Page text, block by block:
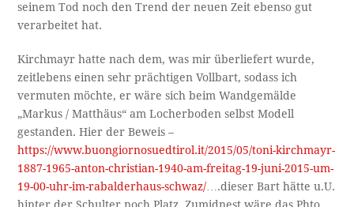
seinem Tod noch den Trend der neuen Zeit ebenso gut
verarbeitet hat.
Kirchmayr hatte nach dem, was mir überliefert wurde,
zeitlebens einen sehr prächtigen Vollbart, sodass ich
vermuten möchte, er wäre sich beim Wandgemälde
„Markus / Matthäus“ am Locherboden selbst Modell
gestanden. Hier der Beweis –
https://www.buongiornosuedtirol.it/2015/05/toni-kirchmayr-
1887-1965-anton-christian-1940-am-freitag-19-juni-2015-um-
19-00-uhr-im-rabalderhaus-schwaz/ ….dieser Bart hätte u.U.